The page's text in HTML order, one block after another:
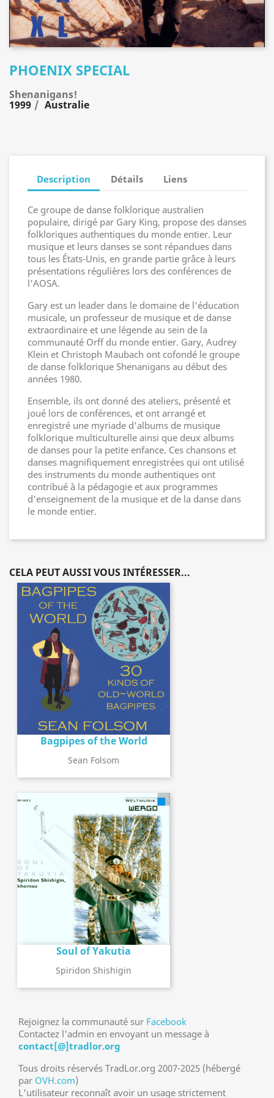
PHOENIX SPECIAL
Shenanigans!
1999 Australie
Description Détails Liens
Ce groupe de danse folklorique australien
populaire, dirigé par Gary King, propose des danses
folkloriques authentiques du monde entier. Leur
musique et leurs danses se sont répandues dans
tous les États-Unis, en grande partie grâce à leurs
présentations régulières lors des conférences de
l'AOSA.
Gary est un leader dans le domaine de l'éducation
musicale, un professeur de musique et de danse
extraordinaire et une légende au sein de la
communauté Orff du monde entier. Gary, Audrey
Klein et Christoph Maubach ont cofondé le groupe
de danse folklorique Shenanigans au début des
années 1980.
Ensemble, ils ont donné des ateliers, présenté et
joué lors de conférences, et ont arrangé et
enregistré une myriade d'albums de musique
folklorique multiculturelle ainsi que deux albums
de danses pour la petite enfance. Ces chansons et
danses magnifiquement enregistrées qui ont utilisé
des instruments du monde authentiques ont
contribué à la pédagogie et aux programmes
d'enseignement de la musique et de la danse dans
le monde entier.
CELA PEUT AUSSI VOUS INTÉRESSER...
Bagpipes of the World
Sean Folsom
Soul of Yakutia
Spiridon Shishigin
Rejoignez la communauté sur Facebook
Contactez l'admin en envoyant un message à
contact[@]tradlor.org
Tous droits réservés TradLor.org 2007-2025 (hébergé
par OVH.com)
L'utilisateur reconnaît avoir un usage strictement